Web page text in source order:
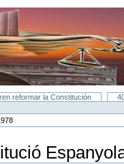
reformar la Constitución